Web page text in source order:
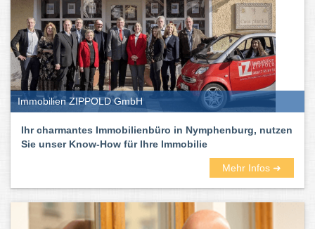
Immobilien ZIPPOLD GmbH
Ihr charmantes Immobilienbüro in Nymphenburg, nutzen
Sie unser Know-How für Ihre Immobilie
Mehr Infos ➜